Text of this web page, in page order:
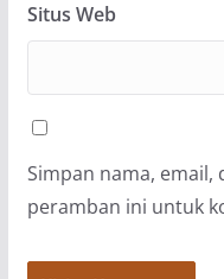
Situs Web
Simpan nama, email,
peramban ini untuk